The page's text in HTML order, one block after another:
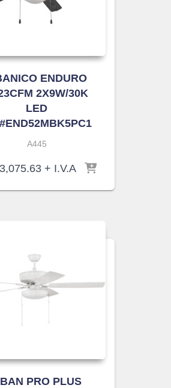
ENDURO
2X9W/30K
LED
A445
+ I.V.A
PRO PLUS